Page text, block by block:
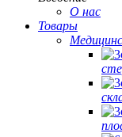
О нас
Товары